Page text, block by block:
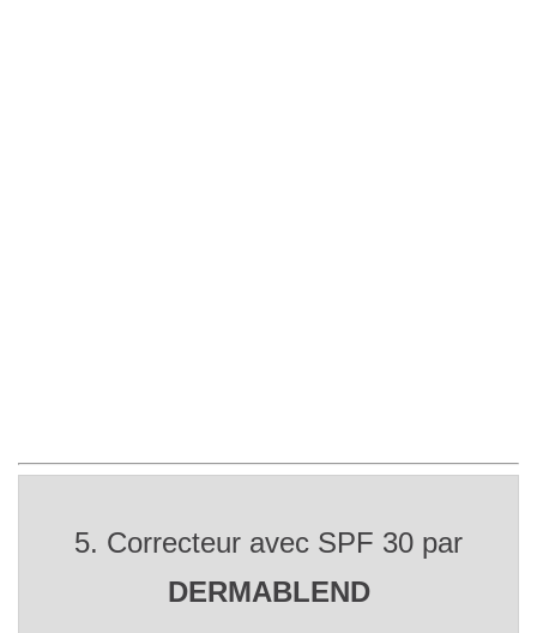
5. Correcteur avec SPF 30 par
DERMABLEND